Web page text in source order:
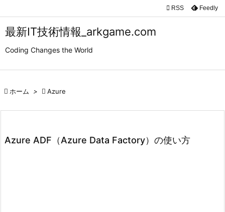
最新IT技術情報_arkgame.com
Coding Changes the World


 RSS Feedly
 ホーム >  Azure
Azure ADF（Azure Data Factory）の使い方